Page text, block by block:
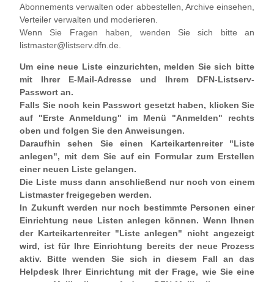
Abonnements verwalten oder abbestellen, Archive einsehen,
Verteiler verwalten und moderieren.
Wenn Sie Fragen haben, wenden Sie sich bitte an
listmaster@listserv.dfn.de.
Um eine neue Liste einzurichten, melden Sie sich bitte
mit Ihrer E-Mail-Adresse und Ihrem DFN-Listserv-
Passwort an.
Falls Sie noch kein Passwort gesetzt haben, klicken Sie
auf "Erste Anmeldung" im Menü "Anmelden" rechts
oben und folgen Sie den Anweisungen.
Daraufhin sehen Sie einen Karteikartenreiter "Liste
anlegen", mit dem Sie auf ein Formular zum Erstellen
einer neuen Liste gelangen.
Die Liste muss dann anschließend nur noch von einem
Listmaster freigegeben werden.
In Zukunft werden nur noch bestimmte Personen einer
Einrichtung neue Listen anlegen können. Wenn Ihnen
der Karteikartenreiter "Liste anlegen" nicht angezeigt
wird, ist für Ihre Einrichtung bereits der neue Prozess
aktiv. Bitte wenden Sie sich in diesem Fall an das
Helpdesk Ihrer Einrichtung mit der Frage, wie Sie eine